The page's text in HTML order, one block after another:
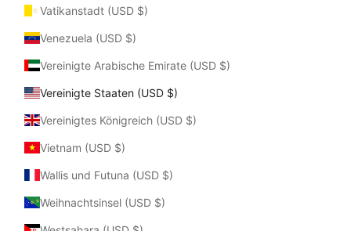
Vatikanstadt (USD $)
Venezuela (USD $)
Vereinigte Arabische Emirate (USD $)
Vereinigte Staaten (USD $)
Vereinigtes Königreich (USD $)
Vietnam (USD $)
Wallis und Futuna (USD $)
Weihnachtsinsel (USD $)